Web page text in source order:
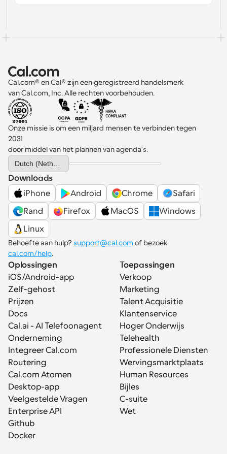
Cal.com® en Cal® zijn een geregistreerd handelsmerk
van Cal.com, Inc. Alle rechten voorbehouden.
Onze missie is om een miljard mensen te verbinden tegen
2031
door middel van het plannen van agenda's.
Select Language
Downloads
iPhone
Android Chrome
Safari
Rand
Firefox MacOS
Windows
Linux
Behoefte aan hulp? support@cal.com
cal.com/help.
Oplossingen
iOS/Android-app
Zelf-gehost
Prijzen
Docs
Cal.ai - AI Telefoonagent
Onderneming
Integreer Cal.com
Routering
Cal.com Atomen
Desktop-app
Veelgestelde Vragen
Enterprise API
Github
Docker
Toepassingen
Verkoop
Marketing
Talent Acquisitie
Klantenservice
Hoger Onderwijs
Telehealth
Professionele Diensten
Wervingsmarktplaats
Human Resources
Bijles
C-suite
Wet